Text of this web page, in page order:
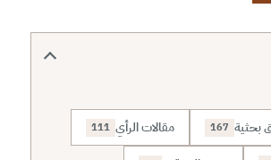
بحثية 167 مقالات الرأي 111